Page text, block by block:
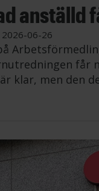
anställd
2026-06-26
klar, men den